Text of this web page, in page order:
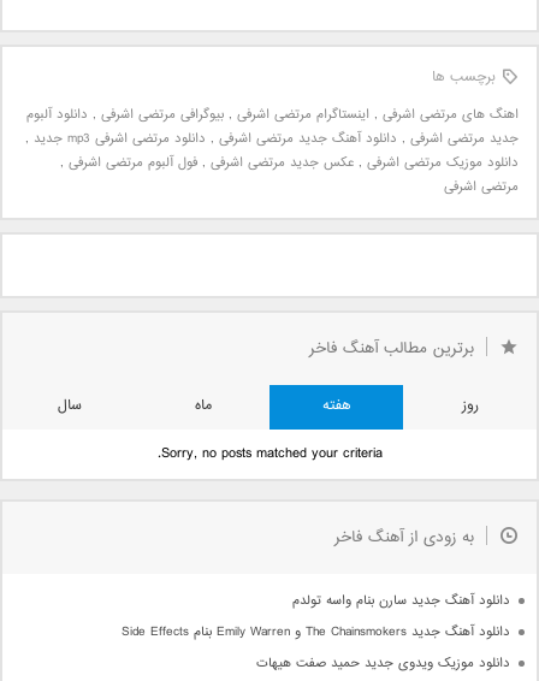
برچسب ها
اهنگ های مرتضی اشرفی , اینستاگرام مرتضی اشرفی , بیوگرافی مرتضی اشرفی , دانلود آلبوم
جدید مرتضی اشرفی , دانلود آهنگ جدید مرتضی اشرفی , دانلود مرتضی اشرفی mp3 جدید
,
دانلود موزیک مرتضی اشرفی , عکس جدید مرتضی اشرفی , فول آلبوم مرتضی اشرفی ,
مرتضی اشرفی
برترین مطالب آهنگ فاخر
روز هفته ماه
سال
Sorry, no posts matched your criteria.
به زودی از آهنگ فاخر
دانلود آهنگ جدید سارن بنام واسه تولدم
دانلود آهنگ جدید The Chainsmokers و Emily Warren بنام Side Effects
دانلود موزیک ویدوی جدید حمید صفت هیهات